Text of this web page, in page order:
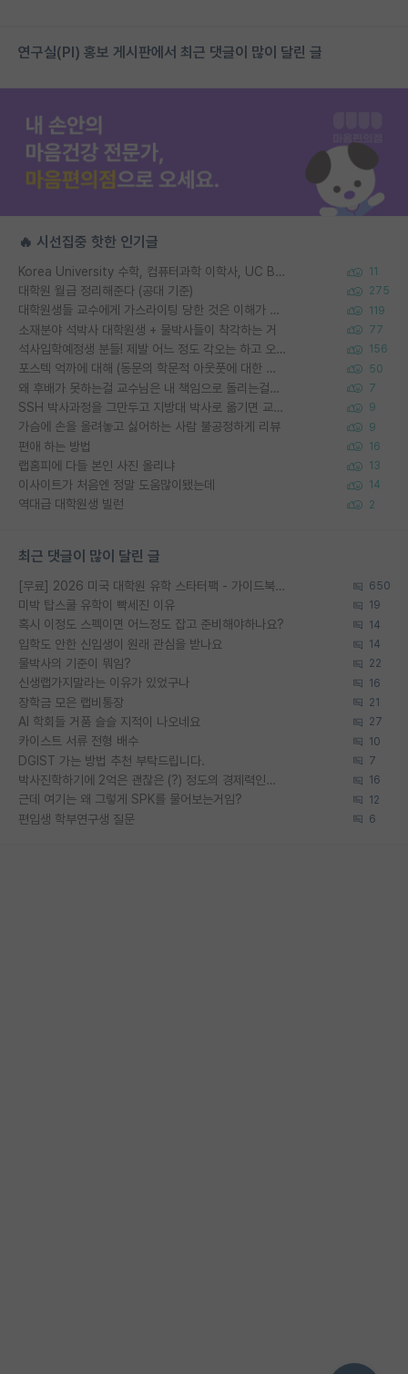
연구실(PI) 홍보 게시판에서 최근 댓글이 많이 달린 글
🔥 시선집중 핫한 인기글
Korea University 수학, 컴퓨터과학 이학사, UC Berkeley 산업공학 대학원 공학박사가 되는 것은 쉽지 않겠죠? 11
대학원 월급 정리해준다 (공대 기준) 275
대학원생들 교수에게 가스라이팅 당한 것은 이해가 갑니다. 안타깝네요. 119
소재분야 석박사 대학원생 + 물박사들이 착각하는 거 77
석사입학예정생 분들! 제발 어느 정도 각오는 하고 오세요. 156
포스텍 억까에 대해 (동문의 학문적 아웃풋에 대한 반박) 50
왜 후배가 못하는걸 교수님은 내 책임으로 돌리는걸까요? 7
SSH 박사과정을 그만두고 지방대 박사로 옮기면 교수의 꿈은 끝일까요? 9
가슴에 손을 올려놓고 싫어하는 사람 불공정하게 리뷰 9
편애 하는 방법 16
랩홈피에 다들 본인 사진 올리냐 13
이사이트가 처음엔 정말 도움많이됐는데 14
역대급 대학원생 빌런 2
최근 댓글이 많이 달린 글
[무료] 2026 미국 대학원 유학 스타터팩 - 가이드북 & 합격자 컨택메일 템플릿 650
미박 탑스쿨 유학이 빡세진 이유 19
혹시 이정도 스펙이면 어느정도 잡고 준비해야하나요? 14
입학도 안한 신입생이 원래 관심을 받나요 14
물박사의 기준이 뭐임? 22
신생랩가지말라는 이유가 있었구나 16
장학금 모은 랩비통장 21
AI 학회들 거품 슬슬 지적이 나오네요 27
카이스트 서류 전형 배수 10
DGIST 가는 방법 추천 부탁드립니다. 7
박사진학하기에 2억은 괜찮은 (?) 정도의 경제력인가요 16
근데 여기는 왜 그렇게 SPK를 물어보는거임? 12
편입생 학부연구생 질문 6